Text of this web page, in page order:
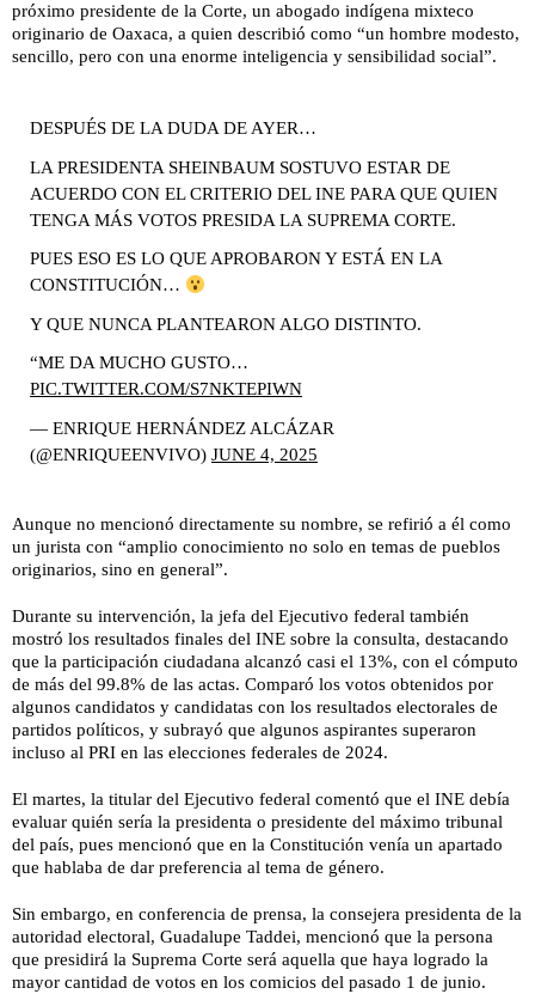
próximo presidente de la Corte, un abogado indígena mixteco
originario de Oaxaca, a quien describió como “un hombre modesto,
sencillo, pero con una enorme inteligencia y sensibilidad social”.
DESPUÉS DE LA DUDA DE AYER…
LA PRESIDENTA SHEINBAUM SOSTUVO ESTAR DE
ACUERDO CON EL CRITERIO DEL INE PARA QUE QUIEN
TENGA MÁS VOTOS PRESIDA LA SUPREMA CORTE.
PUES ESO ES LO QUE APROBARON Y ESTÁ EN LA
CONSTITUCIÓN…
Y QUE NUNCA PLANTEARON ALGO DISTINTO.
“ME DA MUCHO GUSTO…
PIC.TWITTER.COM/S7NKTEPIWN
— ENRIQUE HERNÁNDEZ ALCÁZAR
(@ENRIQUEENVIVO) JUNE 4, 2025
Aunque no mencionó directamente su nombre, se refirió a él como
un jurista con “amplio conocimiento no solo en temas de pueblos
originarios, sino en general”.
Durante su intervención, la jefa del Ejecutivo federal también
mostró los resultados finales del INE sobre la consulta, destacando
que la participación ciudadana alcanzó casi el 13%, con el cómputo
de más del 99.8% de las actas. Comparó los votos obtenidos por
algunos candidatos y candidatas con los resultados electorales de
partidos políticos, y subrayó que algunos aspirantes superaron
incluso al PRI en las elecciones federales de 2024.
El martes, la titular del Ejecutivo federal comentó que el INE debía
evaluar quién sería la presidenta o presidente del máximo tribunal
del país, pues mencionó que en la Constitución venía un apartado
que hablaba de dar preferencia al tema de género.
Sin embargo, en conferencia de prensa, la consejera presidenta de la
autoridad electoral, Guadalupe Taddei, mencionó que la persona
que presidirá la Suprema Corte será aquella que haya logrado la
mayor cantidad de votos en los comicios del pasado 1 de junio.